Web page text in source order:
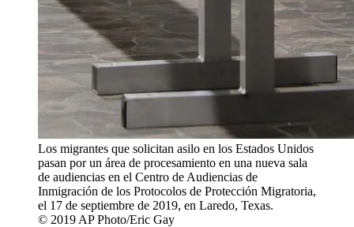
Los migrantes que solicitan asilo en los Estados Unidos
pasan por un área de procesamiento en una nueva sala
de audiencias en el Centro de Audiencias de
Inmigración de los Protocolos de Protección Migratoria,
el 17 de septiembre de 2019, en Laredo, Texas.
© 2019 AP Photo/Eric Gay